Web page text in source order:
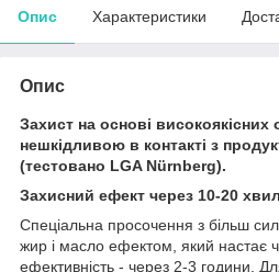
Опис Характеристики
Опис
Захист на основі високоякісних
нешкідливою в контакті з
(тестовано LGA Nürnberg).
Захисний ефект через 10-20
Спеціальна просочення з більш
жир і масло ефектом, який настає
ефективність - через 2-3 години.